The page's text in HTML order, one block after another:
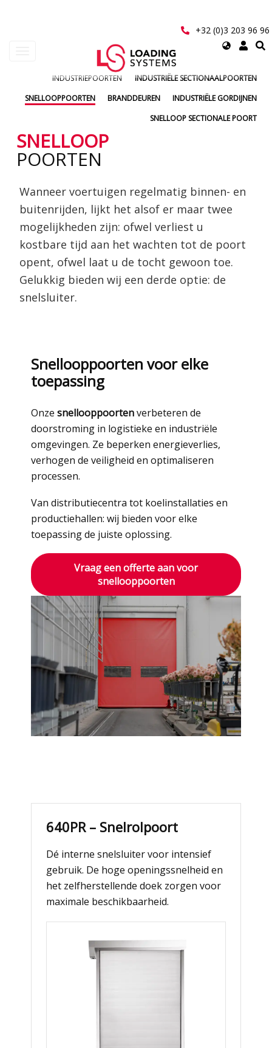
+32 (0)3 203 96 96
Select
account
INDUSTRIEPOORTEN
INDUSTRIËLE SECTIONAALPOORTEN
SNELLOOPPOORTEN
BRANDDEUREN
INDUSTRIËLE GORDIJNEN
SNELLOOP SECTIONALE POORT
SNELLOOP
POORTEN
Wanneer voertuigen regelmatig binnen- en
buitenrijden, lijkt het alsof er maar twee
mogelijkheden zijn: ofwel verliest u
kostbare tijd aan het wachten tot de poort
opent, ofwel laat u de tocht gewoon toe.
Gelukkig bieden wij een derde optie: de
snelsluiter.
Snellooppoorten voor elke
toepassing
Onze snellooppoortenverbeteren de
doorstroming in logistieke en industriële
omgevingen. Ze beperken energieverlies,
verhogen de veiligheid en optimaliseren
processen.
Van distributiecentra tot koelinstallaties en
productiehallen: wij bieden voor elke
toepassing de juiste oplossing.
Vraag een offerte aan voor
snellooppoorten
640PR – Snelrolpoort
Dé interne snelsluiter voor intensief
gebruik. De hoge openingssnelheid en
het zelfherstellende doek zorgen voor
maximale beschikbaarheid.